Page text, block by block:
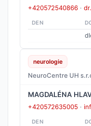
+420572540866 ·
DEN
neurologie
NeuroCentre UH
MAGDALÉNA
+420572635005 ·
DEN